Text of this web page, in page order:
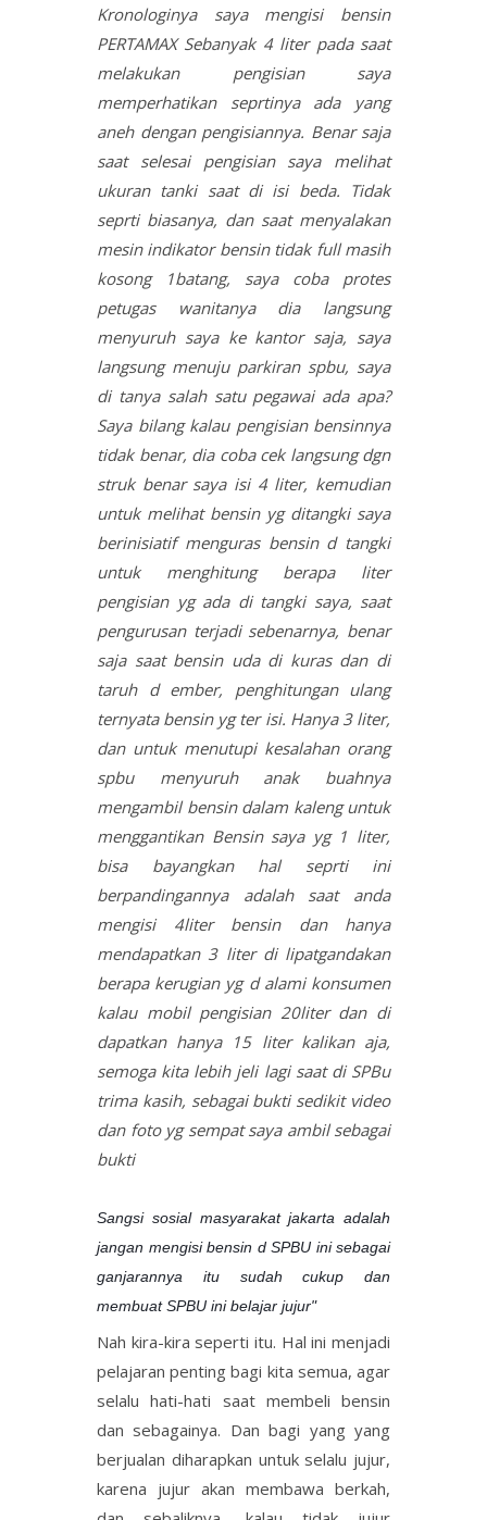
Kronologinya saya mengisi bensin
PERTAMAX Sebanyak 4 liter pada saat
melakukan pengisian saya
memperhatikan seprtinya ada yang
aneh dengan pengisiannya. Benar saja
saat selesai pengisian saya melihat
ukuran tanki saat di isi beda. Tidak
seprti biasanya, dan saat menyalakan
mesin indikator bensin tidak full masih
kosong 1batang, saya coba protes
petugas wanitanya dia langsung
menyuruh saya ke kantor saja, saya
langsung menuju parkiran spbu, saya
di tanya salah satu pegawai ada apa?
Saya bilang kalau pengisian bensinnya
tidak benar, dia coba cek langsung dgn
struk benar saya isi 4 liter, kemudian
untuk melihat bensin yg ditangki saya
berinisiatif menguras bensin d tangki
untuk menghitung berapa liter
pengisian yg ada di tangki saya, saat
pengurusan terjadi sebenarnya, benar
saja saat bensin uda di kuras dan di
taruh d ember, penghitungan ulang
ternyata bensin yg ter isi. Hanya 3 liter,
dan untuk menutupi kesalahan orang
spbu menyuruh anak buahnya
mengambil bensin dalam kaleng untuk
menggantikan Bensin saya yg 1 liter,
bisa bayangkan hal seprti ini
berpandingannya adalah saat anda
mengisi 4liter bensin dan hanya
mendapatkan 3 liter di lipatgandakan
berapa kerugian yg d alami konsumen
kalau mobil pengisian 20liter dan di
dapatkan hanya 15 liter kalikan aja,
semoga kita lebih jeli lagi saat di SPBu
trima kasih, sebagai bukti sedikit video
dan foto yg sempat saya ambil sebagai
bukti
Sangsi sosial masyarakat jakarta adalah
jangan mengisi bensin d SPBU ini sebagai
ganjarannya itu sudah cukup dan
membuat SPBU ini belajar jujur"
Nah kira-kira seperti itu. Hal ini menjadi
pelajaran penting bagi kita semua, agar
selalu hati-hati saat membeli bensin
dan sebagainya. Dan bagi yang yang
berjualan diharapkan untuk selalu jujur,
karena jujur akan membawa berkah,